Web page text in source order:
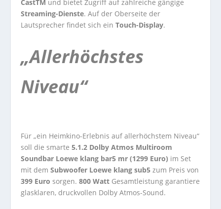
CastTM und bietet Zugriff auf zahlreiche gängige
Streaming-Dienste. Auf der Oberseite der
Lautsprecher findet sich ein Touch-Display.
„Allerhöchstes
Niveau“
Für „ein Heimkino-Erlebnis auf allerhöchstem Niveau“
soll die smarte5.1.2 Dolby Atmos Multiroom
Soundbar Loewe klang bar5 mr (1299 Euro) im Set
mit demSubwoofer Loewe klang sub5 zum Preis von
399 Euro sorgen.800 Watt Gesamtleistung garantiere
glasklaren, druckvollen Dolby Atmos-Sound.